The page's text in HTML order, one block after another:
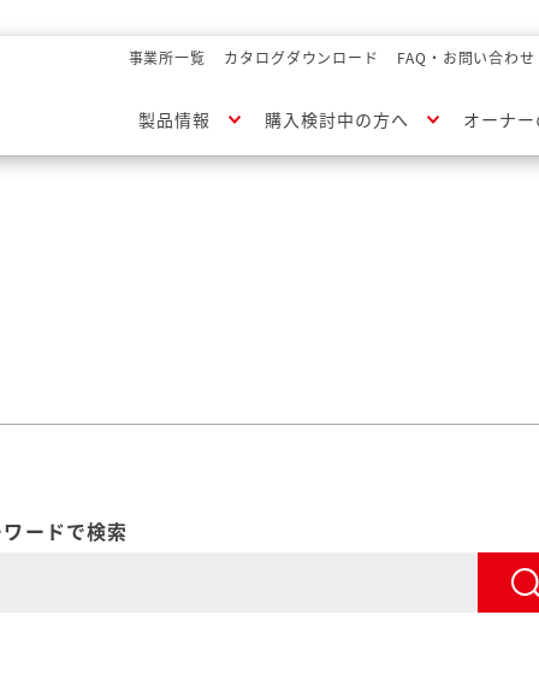
事業所一覧 カタログダウンロード FAQ・お問い合わせ
製品情報 購入検討中の方へ オーナ
ードで検索